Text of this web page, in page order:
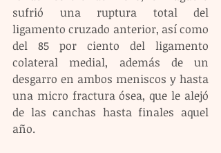
sufrió una ruptura total del
ligamento cruzado anterior, así como
del 85 por ciento del ligamento
colateral medial, además de un
desgarro en ambos meniscos y hasta
una micro fractura ósea, que le alejó
de las canchas hasta finales aquel
año.